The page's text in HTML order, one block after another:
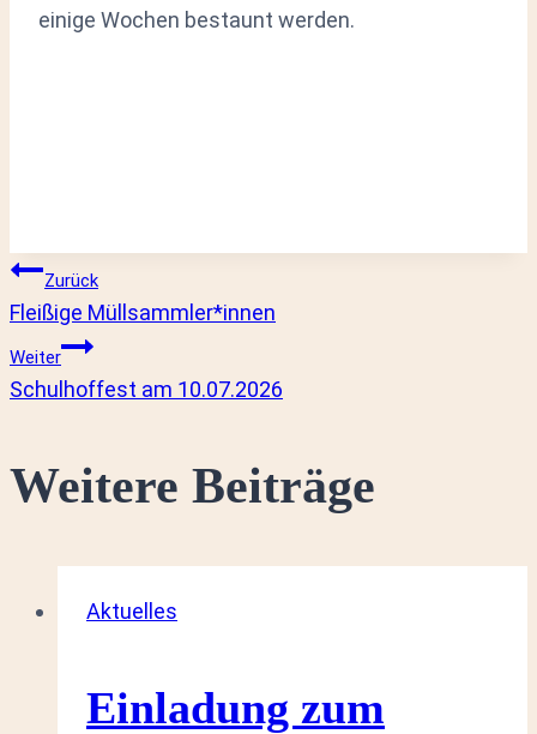
einige Wochen bestaunt werden.
Beitragsnavigation
Zurück
Fleißige Müllsammler*innen
Weiter
Schulhoffest am 10.07.2026
Weitere Beiträge
Aktuelles
Einladung zum